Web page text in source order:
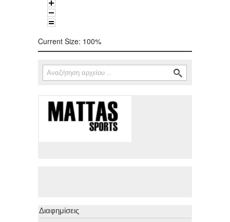
Current Size: 100%
Φόρμα αναζήτησης
Αναζήτηση
Διαφημίσεις